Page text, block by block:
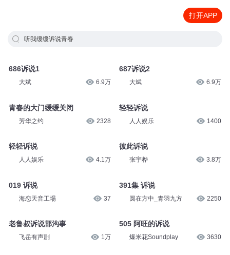
打开APP
听我缓缓诉说青春
686诉说1
大斌 6.9万
青春的大门缓缓关闭
芳华之约 2328
轻轻诉说
人人娱乐 4.1万
019 诉说
海恋天音工場 37
老鲁叔诉说邯沟事
飞岳有声剧 1万
687诉说2
大斌 6.9万
轻轻诉说
人人娱乐 1400
彼此诉说
张宇桦 3.8万
391集 诉说
圆在方中_青羽九方 2250
505 阿旺的诉说
爆米花Soundplay 3630